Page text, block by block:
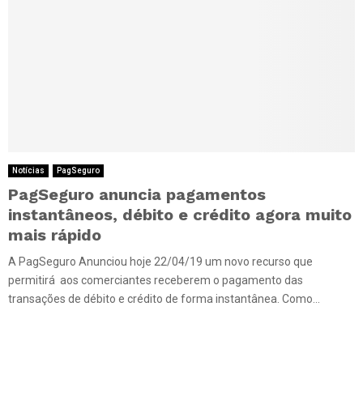
Notícias PagSeguro
PagSeguro anuncia pagamentos
instantâneos, débito e crédito agora muito
mais rápido
A PagSeguro Anunciou hoje 22/04/19 um novo recurso que
permitirá aos comerciantes receberem o pagamento das
transações de débito e crédito de forma instantânea. Como...